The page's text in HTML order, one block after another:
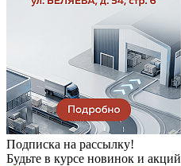
Подписка на рассылку!
Будьте в курсе новинок и акций